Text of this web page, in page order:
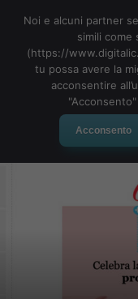
Noi e alcuni partner
simili come
(https://
tu possa avere la
acconsentire
Acconsento